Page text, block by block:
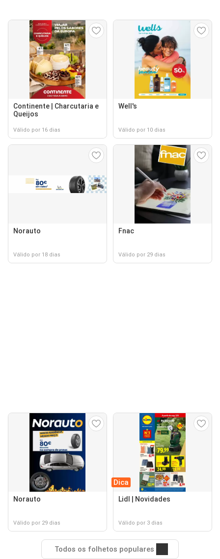
Continente | Charcutaria e
Queijos
Válido por 16 dias
Well's
Válido por 10 dias
Norauto
Válido por 18 dias
Fnac
Válido por 29 dias
Norauto
Válido por 29 dias
Dica
Lidl | Novidades
Válido por 3 dias
Todos os folhetos populares